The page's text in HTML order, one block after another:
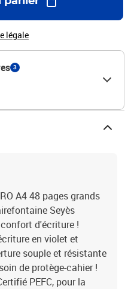
légale
3
A4 48 pages grands
Seyès
d'écriture !
en violet et
souple et résistante
de protège-cahier !
PEFC, pour la